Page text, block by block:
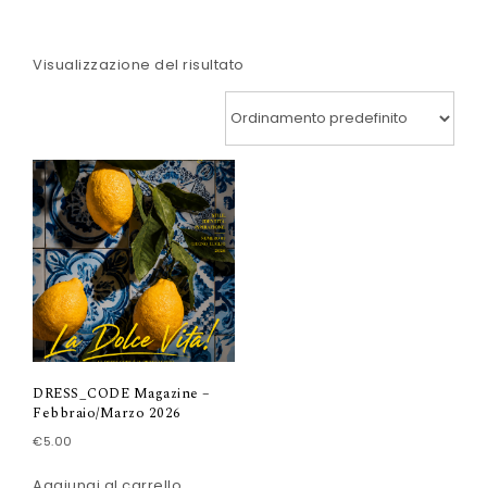
Visualizzazione del risultato
DRESS_CODE Magazine –
Febbraio/Marzo 2026
€5.00